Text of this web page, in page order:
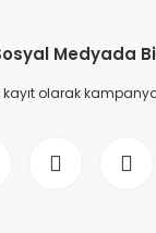
Medyada
kayıt olarak